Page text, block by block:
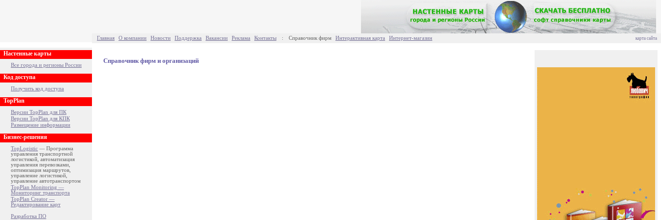
Главная О компании Новости Поддержка Вакансии Реклама Контакты : Справочник фирм Интерактивная карта Интернет-магазин карта сайта
Настенные карты
Все города и регионы России
Код доступа
Получить код доступа
TopPlan
Версии TopPlan для ПК
Версии TopPlan для КПК
Размещение информации
Бизнес-решения
TopLogistic — Программа
управления транспортной
логистикой, автоматизация
управления перевозками,
оптимизация маршрутов,
управление логистикой,
управление автотранспортом
TopPlan Monitoring —
Мониторинг транспорта
TopPlan Creator —
Редактирование карт
Разработка ПО
Справочник фирм и организаций